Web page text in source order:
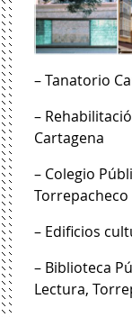
– Tanatorio
–
Cartagena
– Colegio
Torrepacheco
– Edificios
– Biblioteca
Lectura,